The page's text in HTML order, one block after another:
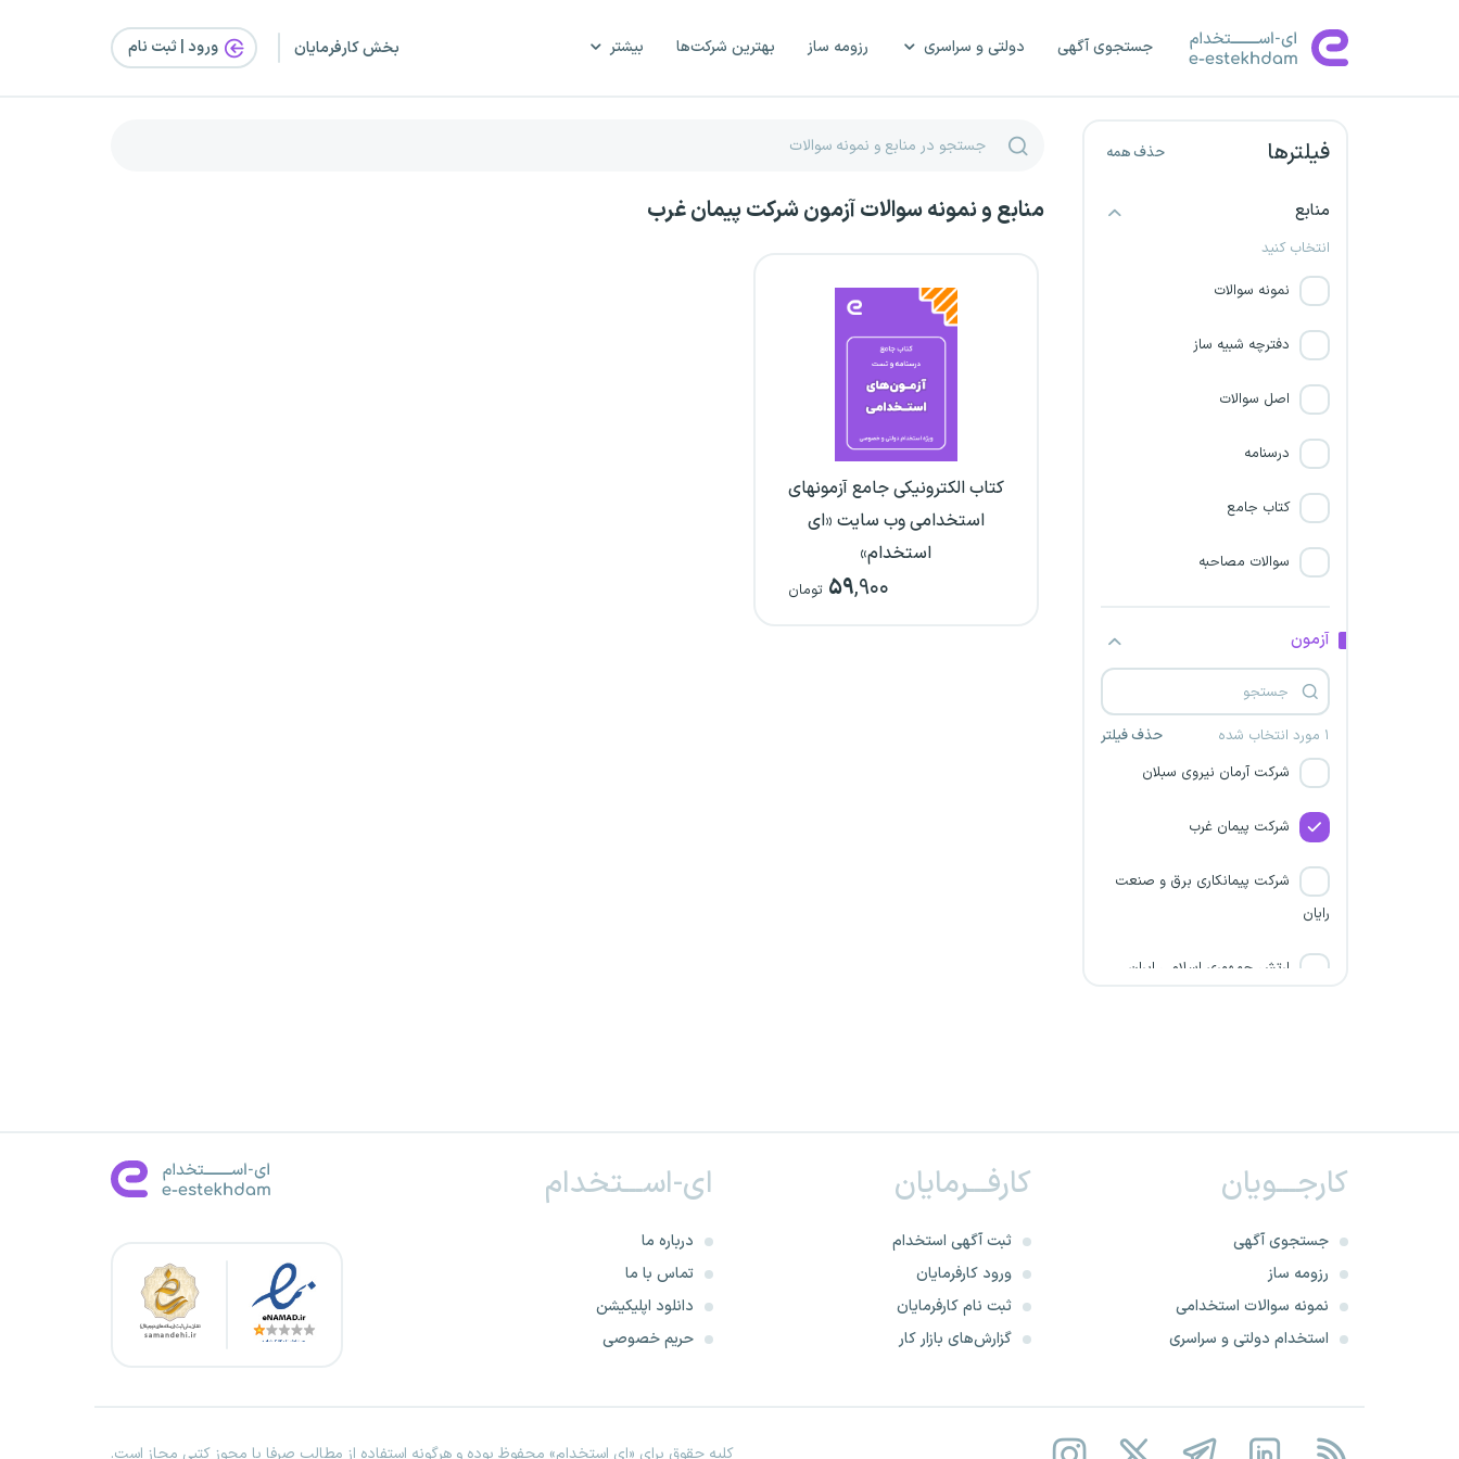
جستجوی آگهی دولتی و سراسری رزومه ساز بهترین شرکت‌ها بیشتر بخش کارفرمایان ورود | ثبت‌ نام
فیلترها حذف همه
منابع
انتخاب کنید
نمونه سوالات
دفترچه شبیه ساز
اصل سوالات
درسنامه
کتاب جامع
سوالات مصاحبه
آزمون
۱ مورد انتخاب شده حذف فیلتر
شرکت پتروکیمیای ابن سینا
پارس
معادن خاورمیانه
صنایع پوشش ایران
شرکت پالایش نفت تبریز
شرکت مجتمع صنعتی اسفراین
شرکت آرمان نیروی سبلان
شرکت پیمان غرب
شرکت پیمانکاری برق و صنعت
رایان
ارتش جمهوری اسلامی ایران
وکالت قوه قضاییه
شرکت مهندسی معدنی نوآوران
نیروگاه صبا
منابع و نمونه سوالات آزمون شرکت پیمان غرب
کتاب الکترونیکی جامع آزمونهای
استخدامی وب سایت «ای
استخدام»
۵۹,۹۰۰ تومان
کارجـــویان
جستجوی آگهی
رزومه ساز
نمونه سوالات استخدامی
استخدام دولتی و سراسری
کارفـــرمایان
ثبت آگهی استخدام
ورود کارفرمایان
ثبت نام کارفرمایان
گزارش‌های بازار کار
ای-اســـتخدام
درباره ما
تماس با ما
دانلود اپلیکیشن
حریم خصوصی
کلیه حقوق برای «ای استخدام» محفوظ بوده و هرگونه استفاده از مطالب صرفا با مجوز کتبی مجاز است.